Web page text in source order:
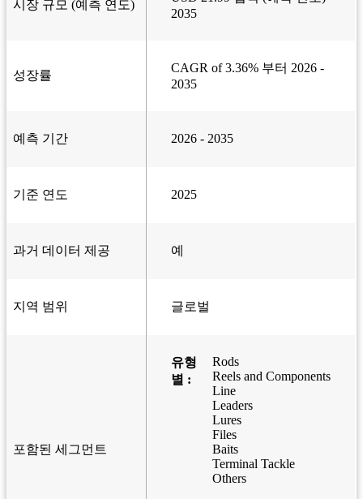
시장 규모 (예측 연도)
2035
성장률
CAGR of 3.36% 부터 2026 -
2035
예측 기간 2026 - 2035
기준 연도 2025
과거 데이터 제공 예
지역 범위 글로벌
포함된 세그먼트
유형
별 :
Rods
Reels and Components
Line
Leaders
Lures
Files
Baits
Terminal Tackle
Others